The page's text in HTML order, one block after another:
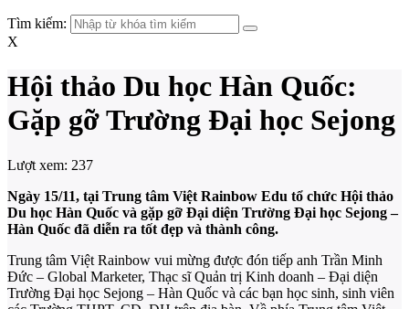
Tìm kiếm:
X
Hội thảo Du học Hàn Quốc:
Gặp gỡ Trường Đại học Sejong
Lượt xem: 237
Ngày 15/11, tại Trung tâm Việt Rainbow Edu tổ chức Hội thảo
Du học Hàn Quốc và gặp gỡ Đại diện Trường Đại học Sejong –
Hàn Quốc đã diễn ra tốt đẹp và thành công.
Trung tâm Việt Rainbow vui mừng được đón tiếp anh Trần Minh
Đức – Global Marketer, Thạc sĩ Quản trị Kinh doanh – Đại diện
Trường Đại học Sejong – Hàn Quốc và các bạn học sinh, sinh viên